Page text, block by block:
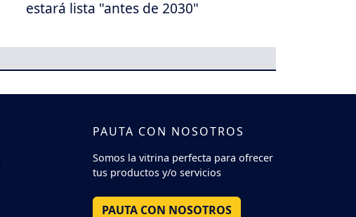
estará lista "antes de 2030"
PAUTA CON NOSOTROS
Somos la vitrina perfecta para ofrecer
tus productos y/o servicios
PAUTA CON NOSOTROS